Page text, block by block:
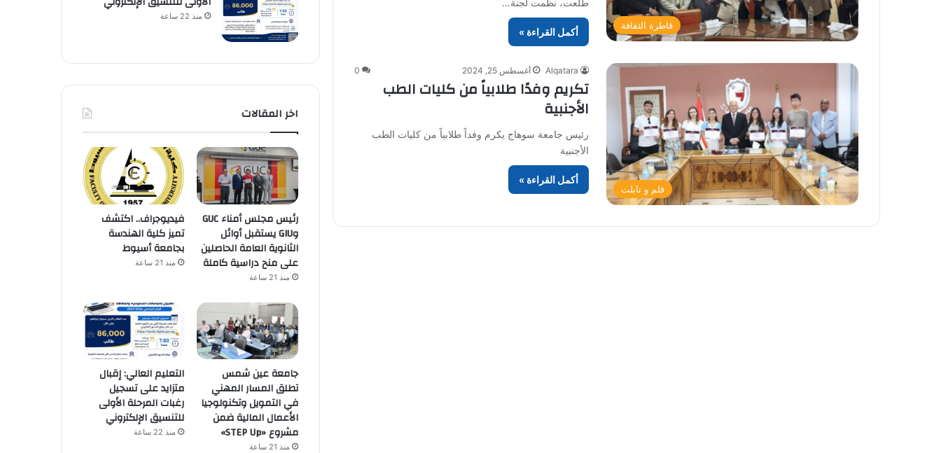
قاطرة الثقافة
طلعت، نظمت لجنة…
أكمل القراءة »
قلم و تابلت
Alqatara أغسطس 25, 2024 0
تكريم وفدًا طلابياً من كليات الطب
الأجنبية
رئيس جامعة سوهاج يكرم وفداً طلابياً من كليات الطب
الأجنبية
أكمل القراءة »
منذ 22 ساعة
اخر المقالات
رئيس مجلس أمناء GUC
وGIU يستقبل أوائل
الثانوية العامة الحاصلين
على منح دراسية كاملة
منذ 21 ساعة
فيديوجراف.. اكتشف
تميز كلية الهندسة
بجامعة أسيوط
منذ 21 ساعة
جامعة عين شمس
تطلق المسار المهني
في التمويل وتكنولوجيا
الأعمال المالية ضمن
مشروع «STEP Up»
منذ 21 ساعة
التعليم العالي: إقبال
متزايد على تسجيل
رغبات المرحلة الأولى
للتنسيق الإلكتروني
منذ 22 ساعة